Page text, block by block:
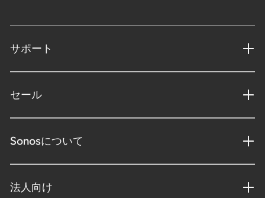
サポート
セール
Sonosについて
法人向け